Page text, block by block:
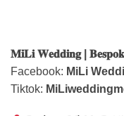
𝐌𝐢𝐋𝐢 𝐖𝐞𝐝𝐝𝐢𝐧𝐠 |
Facebook: MiLi
Tiktok: